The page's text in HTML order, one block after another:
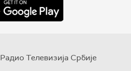
Радио Телевизија Србије